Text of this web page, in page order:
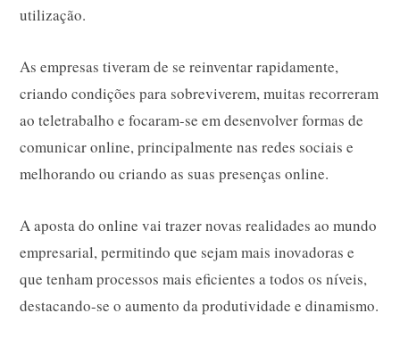
utilização.
As empresas tiveram de se reinventar rapidamente,
criando condições para sobreviverem, muitas recorreram
ao teletrabalho e focaram-se em desenvolver formas de
comunicar online, principalmente nas redes sociais e
melhorando ou criando as suas presenças online.
A aposta do online vai trazer novas realidades ao mundo
empresarial, permitindo que sejam mais inovadoras e
que tenham processos mais eficientes a todos os níveis,
destacando-se o aumento da produtividade e dinamismo.